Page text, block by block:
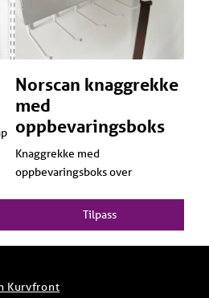
Norscan knaggrekke
med
oppbevaringsboks
Knaggrekke med
oppbevaringsboks over
Tilpass
Kurvfront